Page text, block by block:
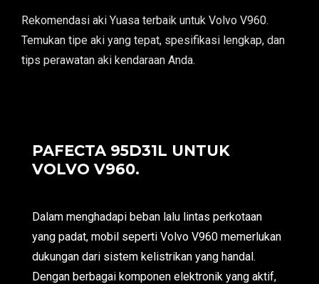
Rekomendasi aki Yuasa terbaik untuk Volvo V960.
Temukan tipe aki yang tepat, spesifikasi lengkap, dan
tips perawatan aki kendaraan Anda.
PAFECTA 95D31L UNTUK
VOLVO V960.
Dalam menghadapi beban lalu lintas perkotaan
yang padat, mobil seperti Volvo V960 memerlukan
dukungan dari sistem kelistrikan yang handal.
Dengan berbagai komponen elektronik yang aktif,